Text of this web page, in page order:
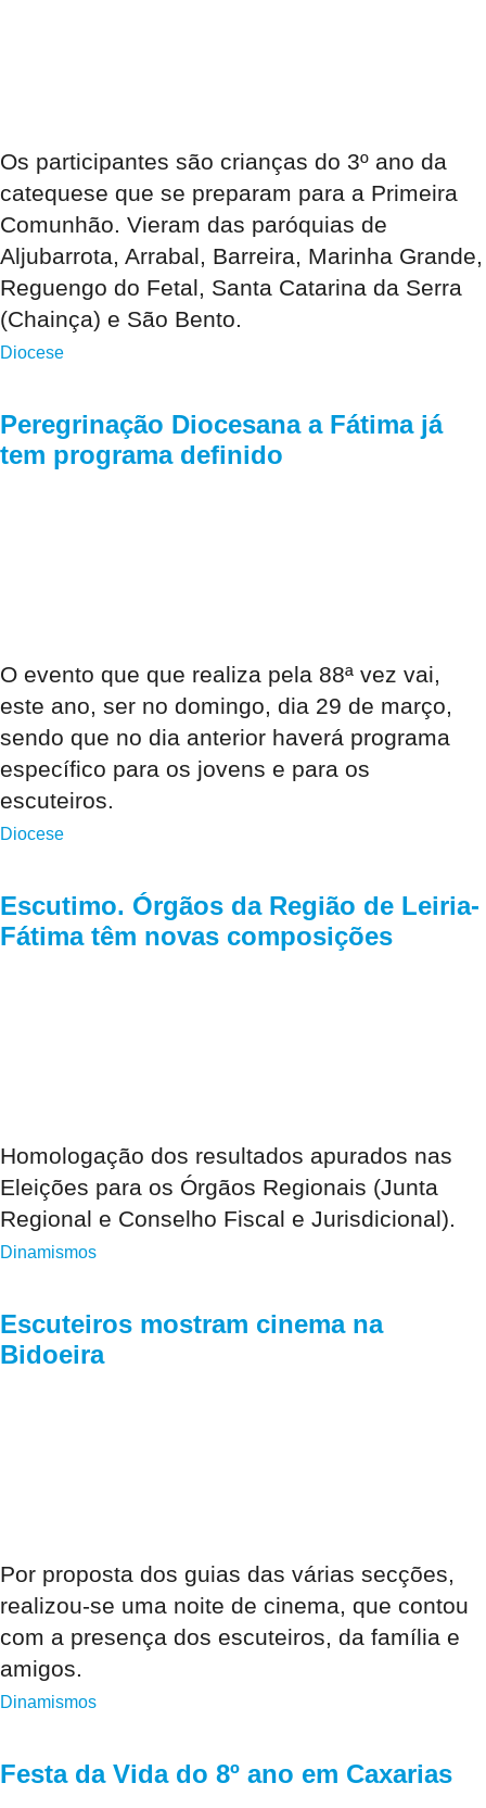
Os participantes são crianças do 3º ano da
catequese que se preparam para a Primeira
Comunhão. Vieram das paróquias de
Aljubarrota, Arrabal, Barreira, Marinha Grande,
Reguengo do Fetal, Santa Catarina da Serra
(Chainça) e São Bento.
Diocese
Peregrinação Diocesana a Fátima já
tem programa definido
O evento que que realiza pela 88ª vez vai,
este ano, ser no domingo, dia 29 de março,
sendo que no dia anterior haverá programa
específico para os jovens e para os
escuteiros.
Diocese
Escutimo. Órgãos da Região de Leiria-
Fátima têm novas composições
Homologação dos resultados apurados nas
Eleições para os Órgãos Regionais (Junta
Regional e Conselho Fiscal e Jurisdicional).
Dinamismos
Escuteiros mostram cinema na
Bidoeira
Por proposta dos guias das várias secções,
realizou-se uma noite de cinema, que contou
com a presença dos escuteiros, da família e
amigos.
Dinamismos
Festa da Vida do 8º ano em Caxarias